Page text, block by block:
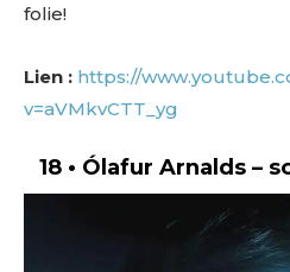
folie!
Lien : https://
v=aVMkvCTT_yg
18 • Ólafur Arnalds –